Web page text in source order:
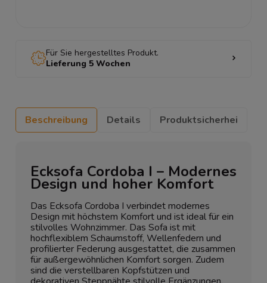
Für Sie hergestelltes Produkt.
Lieferung 5 Wochen
Beschreibung Details Produktsicherhei
Ecksofa Cordoba I – Modernes
Design und hoher Komfort
Das Ecksofa Cordoba I verbindet modernes
Design mit höchstem Komfort und ist ideal für ein
stilvolles Wohnzimmer. Das Sofa ist mit
hochflexiblem Schaumstoff, Wellenfedern und
profilierter Federung ausgestattet, die zusammen
für außergewöhnlichen Komfort sorgen. Zudem
sind die verstellbaren Kopfstützen und